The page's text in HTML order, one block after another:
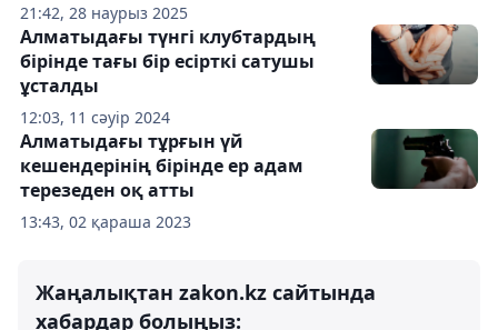
21:42, 28 наурыз 2025
12:03, 11 сәуір 2024
Алматыдағы түнгі клубтардың
бірінде тағы бір есірткі сатушы
ұсталды
13:43, 02 қараша 2023
Алматыдағы тұрғын үй
кешендерінің бірінде ер адам
терезеден оқ атты
Жаңалықтан zakon.kz сайтында
хабардар болыңыз: